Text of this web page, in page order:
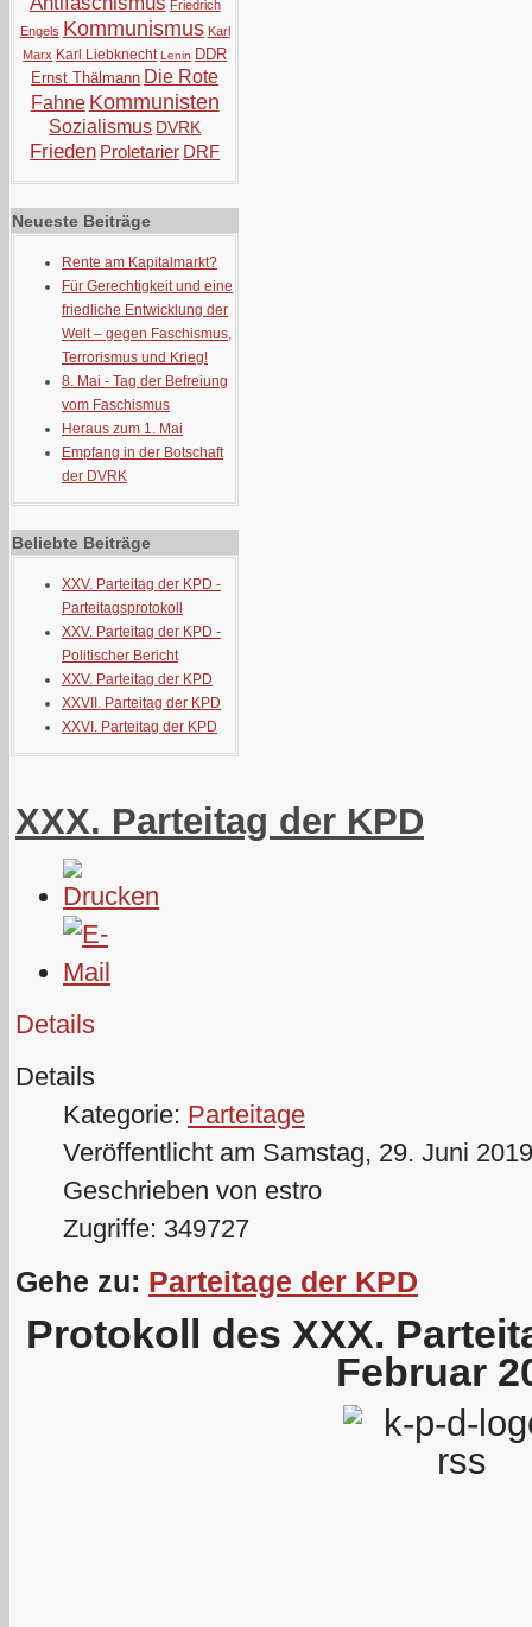
Friedrich
Engels Kommunismus Karl
Marx Karl Liebknecht Lenin DDR
Ernst Thälmann Die Rote
Fahne Kommunisten
Sozialismus DVRK
Frieden Proletarier DRF
Neueste Beiträge
Rente am Kapitalmarkt?
Für Gerechtigkeit und eine
friedliche Entwicklung der
Welt – gegen Faschismus,
Terrorismus und Krieg!
8. Mai - Tag der Befreiung
vom Faschismus
Heraus zum 1. Mai
Empfang in der Botschaft
der DVRK
Beliebte Beiträge
XXV. Parteitag der KPD -
Parteitagsprotokoll
XXV. Parteitag der KPD -
Politischer Bericht
XXV. Parteitag der KPD
XXVII. Parteitag der KPD
XXVI. Parteitag der KPD
XXX. Parteitag der KPD
Details
Details
Kategorie: Parteitage
Veröffentlicht am Samstag, 29. Juni
Geschrieben von estro
Zugriffe: 349727
Gehe zu: Parteitage der KPD
Protokoll des XXX.
Februar